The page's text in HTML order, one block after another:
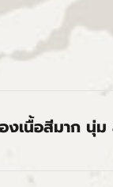
เนื้อสีมาก นุ่ม